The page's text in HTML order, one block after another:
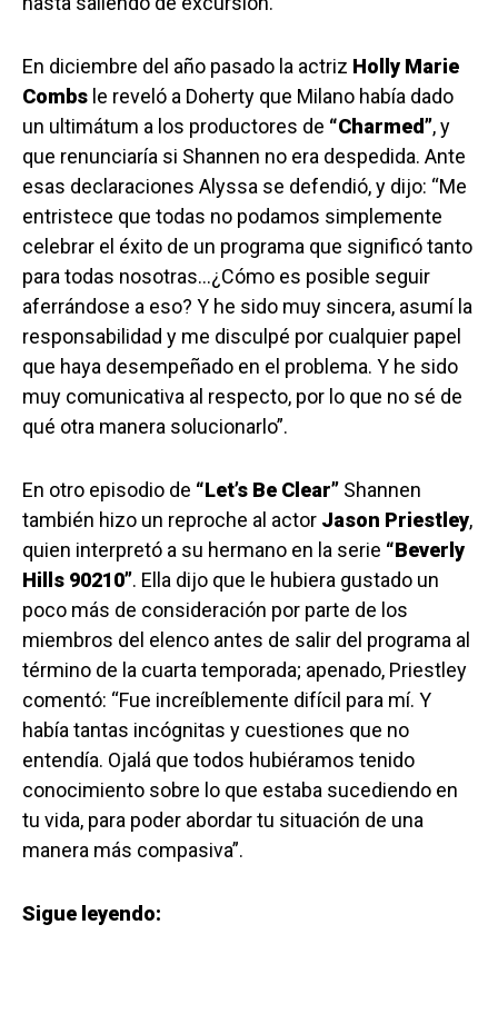
En diciembre del año pasado la actriz Holly Marie
Combs le reveló a Doherty que Milano había dado
un ultimátum a los productores de “Charmed”, y
que renunciaría si Shannen no era despedida. Ante
esas declaraciones Alyssa se defendió, y dijo: “Me
entristece que todas no podamos simplemente
celebrar el éxito de un programa que significó tanto
para todas nosotras…¿Cómo es posible seguir
aferrándose a eso? Y he sido muy sincera, asumí la
responsabilidad y me disculpé por cualquier papel
que haya desempeñado en el problema. Y he sido
muy comunicativa al respecto, por lo que no sé de
qué otra manera solucionarlo”.
En otro episodio de “Let’s Be Clear” Shannen
también hizo un reproche al actor Jason Priestley,
quien interpretó a su hermano en la serie “Beverly
Hills 90210”. Ella dijo que le hubiera gustado un
poco más de consideración por parte de los
miembros del elenco antes de salir del programa al
término de la cuarta temporada; apenado, Priestley
comentó: “Fue increíblemente difícil para mí. Y
había tantas incógnitas y cuestiones que no
entendía. Ojalá que todos hubiéramos tenido
conocimiento sobre lo que estaba sucediendo en
tu vida, para poder abordar tu situación de una
manera más compasiva”.
Sigue leyendo: